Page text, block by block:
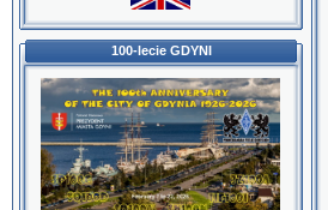
100-lecie GDYNI